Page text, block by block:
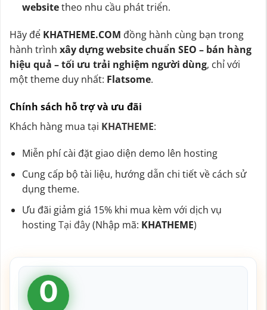
websitetheo nhu cầu phát triển.
Hãy để KHATHEME.COM đồng hành cùng bạn trong
hành trình xây dựng website chuẩn SEO – bán hàng
hiệu quả – tối ưu trải nghiệm người dùng, chỉ với
một theme duy nhất: Flatsome.
Chính sách hỗ trợ và ưu đãi
Khách hàng mua tại KHATHEME:
Miễn phí cài đặt giao diện demo lên hosting
Cung cấp bộ tài liệu, hướng dẫn chi tiết về cách sử
dụng theme.
Ưu đãi giảm giá 15% khi mua kèm với dịch vụ
hostingTại đây(Nhập mã: KHATHEME)
0